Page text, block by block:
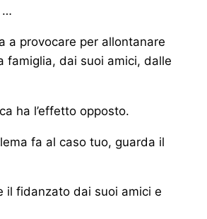
…
a provocare per allontanare
famiglia, dai suoi amici, dalle
ha l’effetto opposto.
fa al caso tuo, guarda il
il fidanzato dai suoi amici e